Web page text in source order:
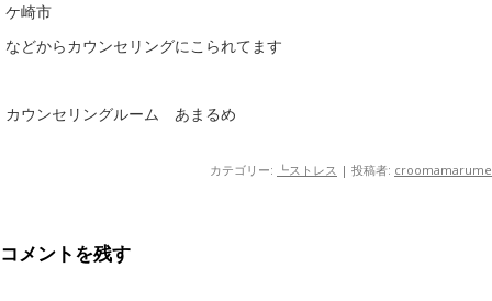
ケ崎市
などからカウンセリングにこられてます
カウンセリングルーム あまるめ
カテゴリー: ┗ストレス | 投稿者: croomamarume
コメントを残す